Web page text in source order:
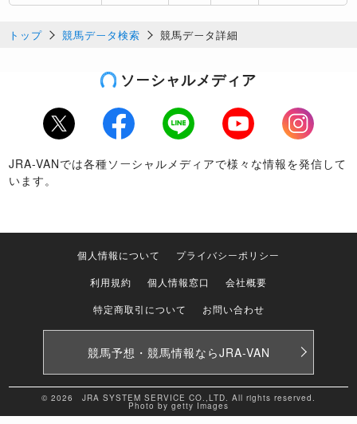
トップ 競馬データ検索 競馬データ詳細
ソーシャルメディア
Twitter Facebook LINE Youtube
Instagram
JRA-VANでは各種ソーシャルメディアで様々な情報を発信して
います。
個人情報について
プライバシーポリシー
利用規約
個人情報窓口
会社概要
特定商取引について
お問い合わせ
競馬予想・競馬情報ならJRA-VAN
© 2026 JRA SYSTEM SERVICE CO.,LTD. All rights reserved.
Photo by getty Images